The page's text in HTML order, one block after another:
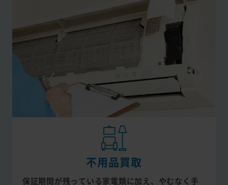
不用品買取
保証期間が残っている家電類に加え、やむなく手